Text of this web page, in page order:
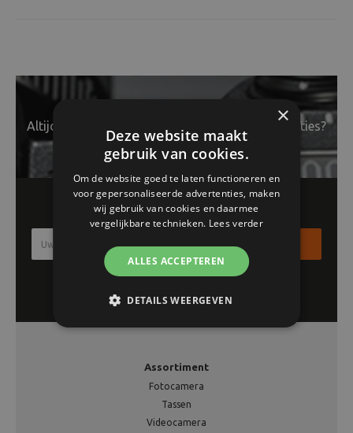
Altijd op de hoogte van het laatste nieuws en acties?
Schrijf je in voor onze nieuwsbrief!!
Assortiment
Fotocamera
Tassen
Videocamera
×
Deze website maakt
gebruik van cookies.
Om de website goed te laten functioneren en
voor gepersonaliseerde advertenties, maken
wij gebruik van cookies en daarmee
vergelijkbare technieken. Lees verder
ALLES ACCEPTEREN
DETAILS WEERGEVEN